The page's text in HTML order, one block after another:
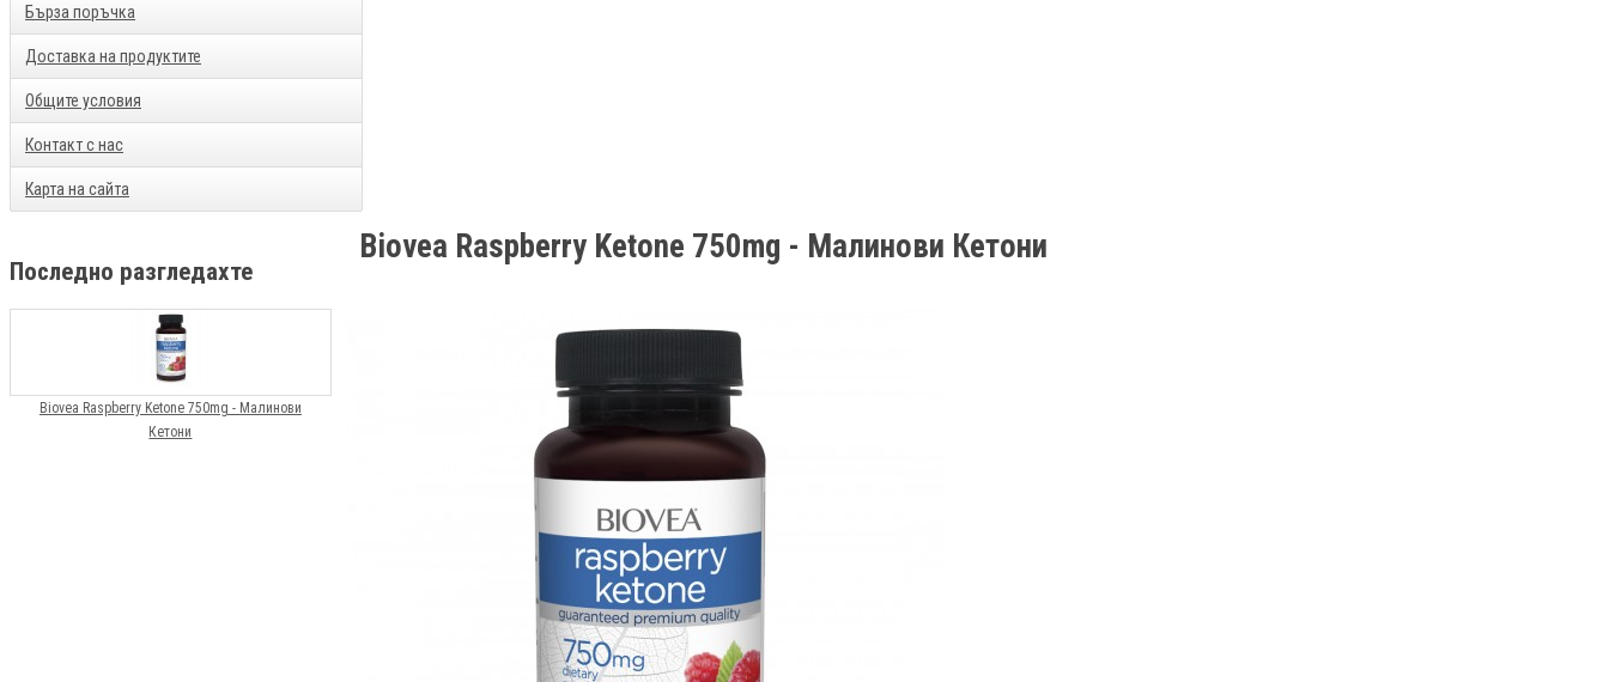
Бърза поръчка
Доставка на продуктите
Общите условия
Контакт с нас
Карта на сайта
Последно разгледахте
Biovea Raspberry Ketone 750mg - Малинови
Кетони
Biovea Raspberry Ketone 750mg - Малинови Кетони